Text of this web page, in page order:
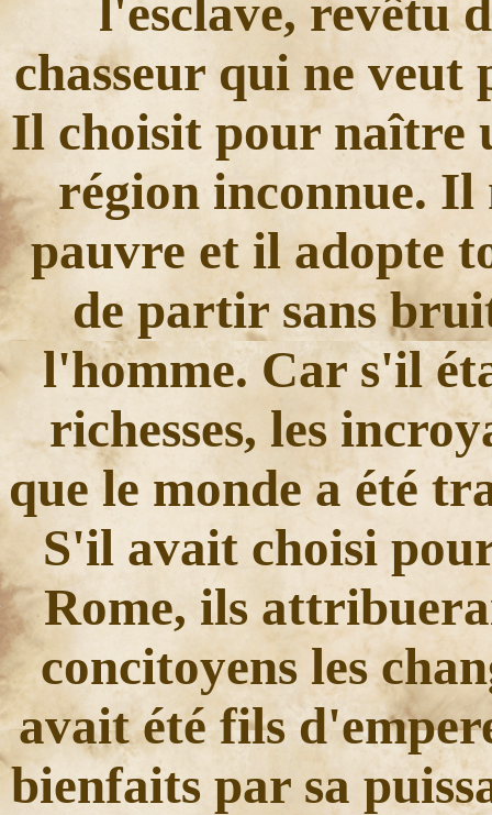
l'esclave, revêtu
chasseur qui ne veut
Il choisit pour naître
région inconnue.
pauvre et il adopte
de partir sans
l'homme. Car s'il
richesses, les
que le monde a été
S'il avait choisi
Rome, ils
concitoyens les
avait été fils
bienfaits par sa